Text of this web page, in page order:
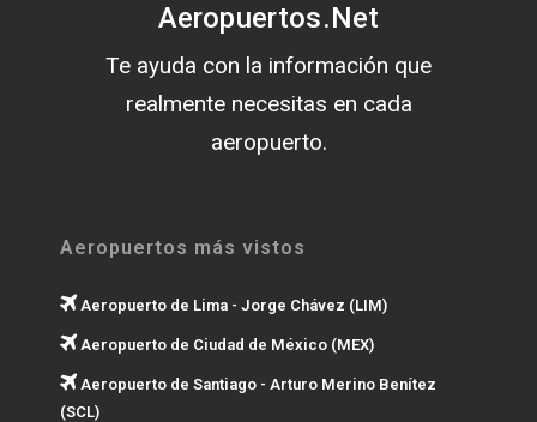
Aeropuertos.Net
Te ayuda con la información que
realmente necesitas en cada
aeropuerto.
Aeropuertos más vistos
Aeropuerto de Lima - Jorge Chávez (LIM)
Aeropuerto de Ciudad de México (MEX)
Aeropuerto de Santiago - Arturo Merino Benítez
(SCL)